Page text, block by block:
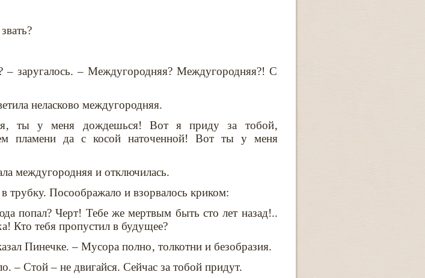
– заругалось. – Междугородняя? Междугородняя?! С
неласково междугородняя.
ты у меня дождешься! Вот я приду за тобой‚
пламени да с косой наточенной! Вот ты у меня
междугородняя и отключилась.
трубку. Посоображало и взорвалось криком:
попал? Черт! Тебе же мертвым быть сто лет назад!..
Кто тебя пропустил в будущее?
Пинечке. – Мусора полно‚ толкотни и безобразия.
– Стой – не двигайся. Сейчас за тобой придут.